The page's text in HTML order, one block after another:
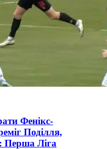
Фенікс-
Поділля,
Перша Ліга